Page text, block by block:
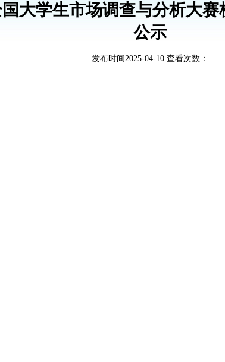
大学生市场调查与分析大
公示
发布时间2025-04-10 查看次数：